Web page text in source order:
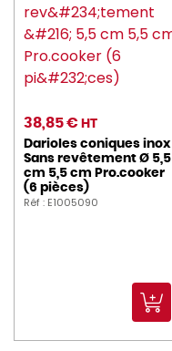
38,85 € HT
Darioles coniques inox
Sans revêtement Ø 5,5
cm 5,5 cm Pro.cooker
(6 pièces)
Réf : E1005090